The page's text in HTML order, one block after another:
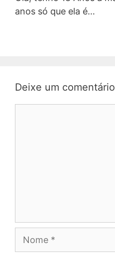
anos só que ela é…
Deixe um comentário